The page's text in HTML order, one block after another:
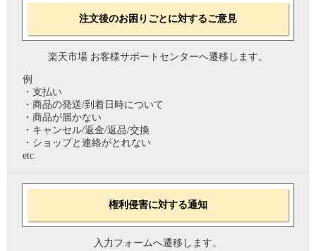
注文後のお困りごとに対するご意見
楽天市場 お客様サポートセンターへ遷移します。
例
・支払い
・商品の発送/到着日時について
・商品が届かない
・キャンセル/返金/返品/交換
・ショップと連絡がとれない
etc.
権利侵害に対する通知
入力フォームへ遷移します。